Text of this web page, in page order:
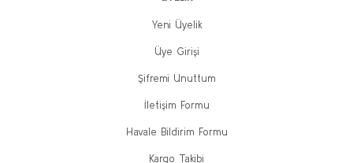
Yeni Üyelik
Üye Girişi
Şifremi Unuttum
İletişim Formu
Havale Bildirim Formu
Kargo Takibi